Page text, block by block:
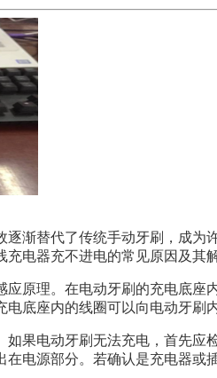
渐替代了传统手动牙刷，成
电器充不进电的常见原因及其
原理。在电动牙刷的充电底
底座内的线圈可以向电动牙
果电动牙刷无法充电，首先
电源部分。若确认是充电器或